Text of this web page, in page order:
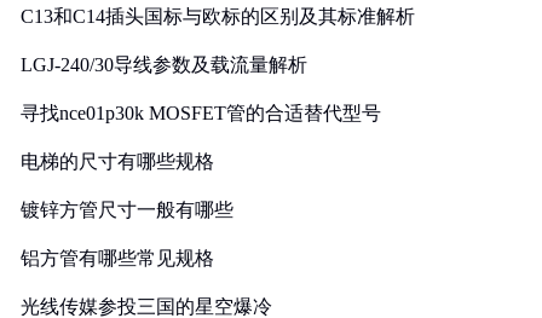
C13和C14插头国标与欧标的区别及其标准解析
LGJ-240/30导线参数及载流量解析
寻找nce01p30k MOSFET管的合适替代型号
电梯的尺寸有哪些规格
镀锌方管尺寸一般有哪些
铝方管有哪些常见规格
光线传媒参投三国的星空爆冷